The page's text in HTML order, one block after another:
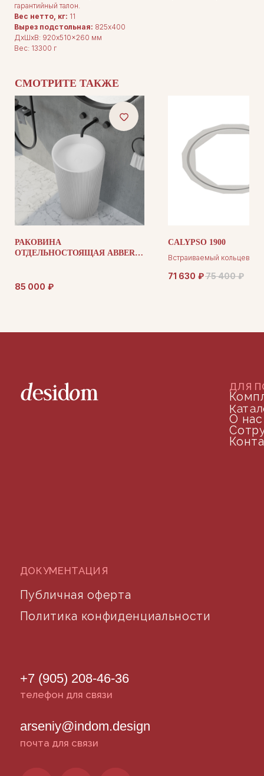
гарантийный талон.
Вес нетто, кг: 11
Вырез подстольная: 825x400
ДxШxВ: 920x510x260 мм
Вес: 13300 г
СМОТРИТЕ ТАКЖЕ
РАКОВИНА
ОТДЕЛЬНОСТОЯЩАЯ ABBER
85 000 ₽
CALYPSO 1900
Встраиваемый кольцевой
71 630 ₽75 400 ₽
ДОКУМЕНТАЦИЯ
Публичная оферта
Политика конфиденциальности
+7 (905) 208-46-36
телефон для связи
arseniy@indom.design
почта для связи